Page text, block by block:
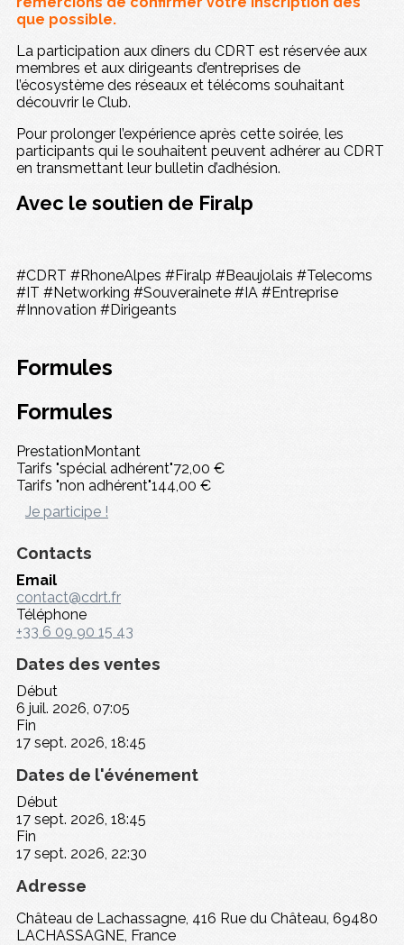
que possible.
La participation aux dîners du CDRT est réservée aux
membres et aux dirigeants d’entreprises de
l’écosystème des réseaux et télécoms souhaitant
découvrir le Club.
Pour prolonger l’expérience après cette soirée, les
participants qui le souhaitent peuvent adhérer au CDRT
en transmettant leur bulletin d’adhésion.
Avec le soutien de Firalp
#CDRT #RhoneAlpes #Firalp #Beaujolais #Telecoms
#IT #Networking #Souverainete #IA #Entreprise
#Innovation #Dirigeants
Formules
Formules
PrestationMontant
Tarifs "spécial adhérent"72,00 €
Tarifs "non adhérent"144,00 €
Je participe !
Contacts
Email
contact@cdrt.fr
Téléphone
+33 6 09 90 15 43
Dates des ventes
Début
6 juil. 2026, 07:05
Fin
17 sept. 2026, 18:45
Dates de l'événement
Début
17 sept. 2026, 18:45
Fin
17 sept. 2026, 22:30
Adresse
Château de Lachassagne, 416 Rue du Château, 69480
LACHASSAGNE, France